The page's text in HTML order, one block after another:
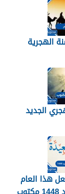
الهجرية
الجديد
هذا العام